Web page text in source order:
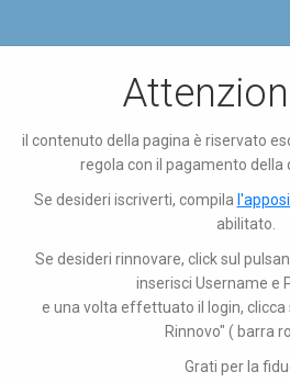
il contenuto della pagina è riservato
regola con il pagamento della
Se desideri iscriverti, compila
abilitato.
Se desideri rinnovare, click sul
inserisci Username e
e una volta effettuato il login,
Rinnovo" ( barra
Grati per la